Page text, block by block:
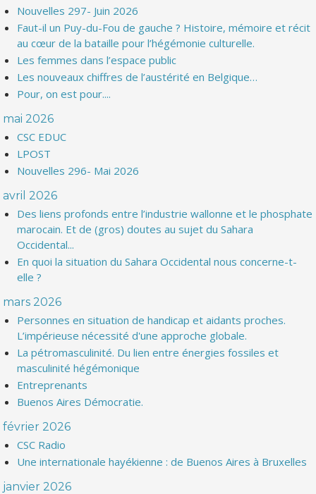
Nouvelles 297- Juin 2026
Faut-il un Puy-du-Fou de gauche ? Histoire, mémoire et récit
au cœur de la bataille pour l’hégémonie culturelle.
Les femmes dans l’espace public
Les nouveaux chiffres de l’austérité en Belgique…
Pour, on est pour....
mai 2026
CSC EDUC
LPOST
Nouvelles 296- Mai 2026
avril 2026
Des liens profonds entre l’industrie wallonne et le phosphate
marocain. Et de (gros) doutes au sujet du Sahara
Occidental...
En quoi la situation du Sahara Occidental nous concerne-t-
elle ?
mars 2026
Personnes en situation de handicap et aidants proches.
L’impérieuse nécessité d'une approche globale.
La pétromasculinité. Du lien entre énergies fossiles et
masculinité hégémonique
Entreprenants
Buenos Aires Démocratie.
février 2026
CSC Radio
Une internationale hayékienne : de Buenos Aires à Bruxelles
janvier 2026